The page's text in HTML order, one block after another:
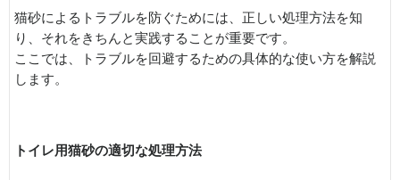
猫砂によるトラブルを防ぐためには、正しい処理方法を知
り、それをきちんと実践することが重要です。
ここでは、トラブルを回避するための具体的な使い方を解説
します。
トイレ用猫砂の適切な処理方法